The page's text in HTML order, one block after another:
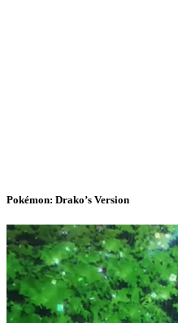
Pokémon: Drako’s Version